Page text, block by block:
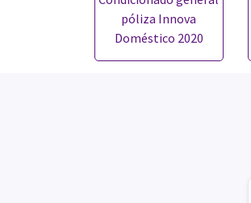
póliza Innova
Doméstico 2020